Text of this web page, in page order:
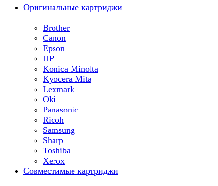
Оригинальные картриджи
Brother
Canon
Epson
HP
Konica Minolta
Kyocera Mita
Lexmark
Oki
Panasonic
Ricoh
Samsung
Sharp
Toshiba
Xerox
Совместимые картриджи